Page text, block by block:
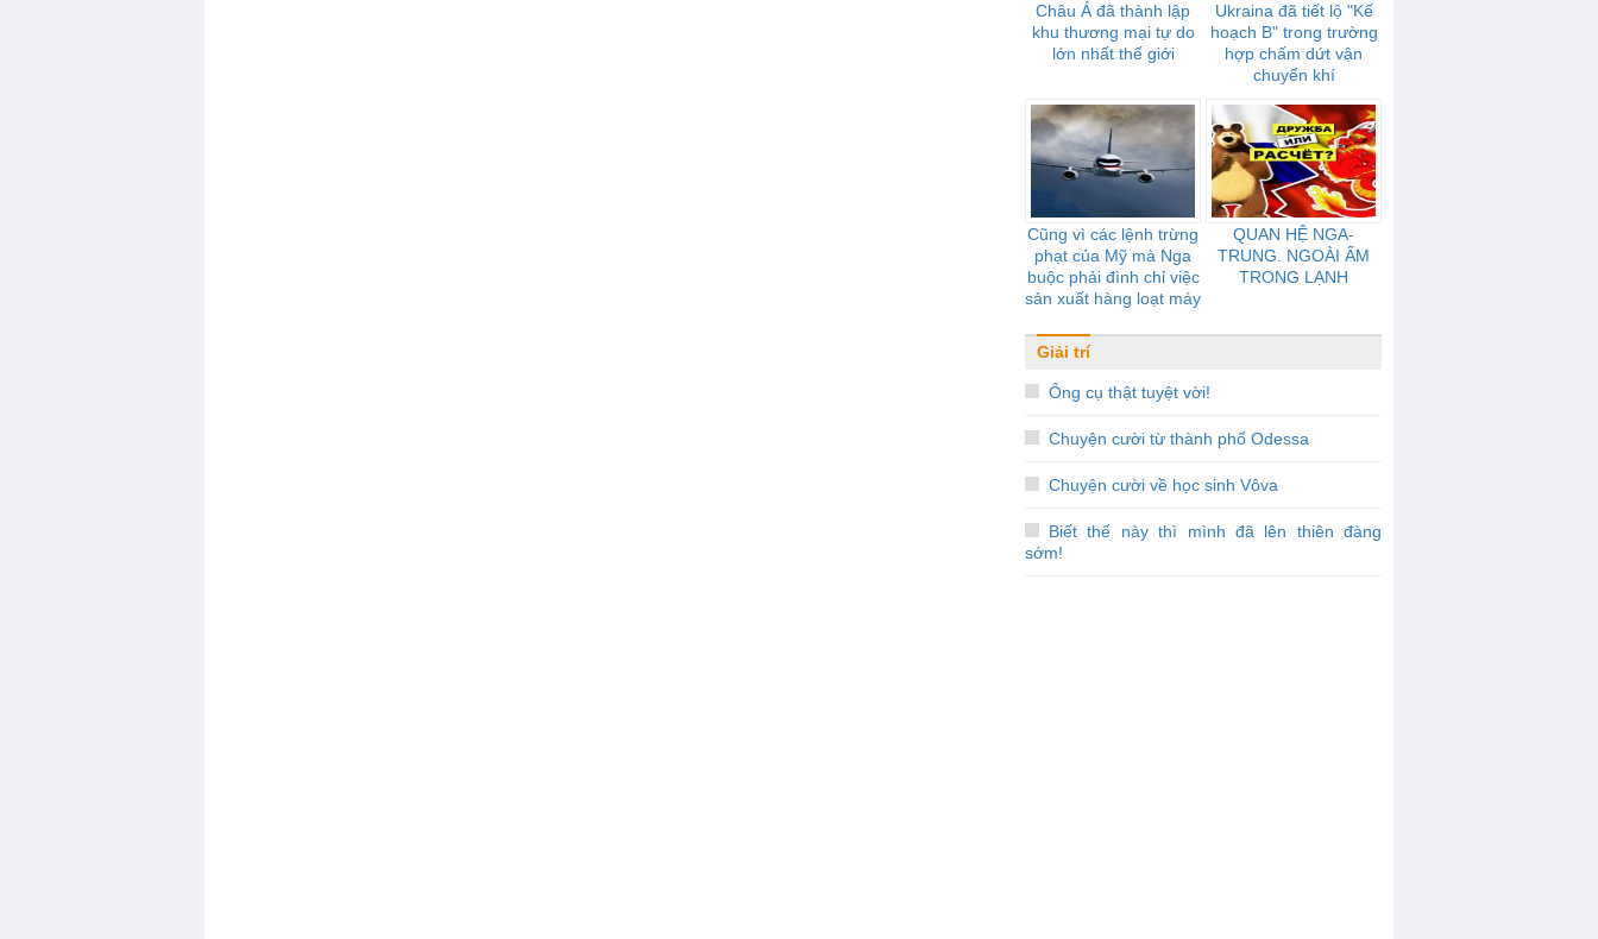
Châu Á đã thành lập
khu thương mại tự do
lớn nhất thế giới
Ukraina đã tiết lộ "Kế
hoạch B" trong trường
hợp chấm dứt vận
chuyển khí
Cũng vì các lệnh trừng
phạt của Mỹ mà Nga
buộc phải đình chỉ việc
sản xuất hàng loạt máy
cạnh tranh với Boeing
QUAN HỆ NGA-
TRUNG. NGOÀI ẤM
TRONG LẠNH
Giải trí
Ông cụ thật tuyệt vời!
Chuyện cười từ thành phố Odessa
Chuyện cười về học sinh Vôva
Biết thế này thì mình đã lên thiên đàng
sớm!